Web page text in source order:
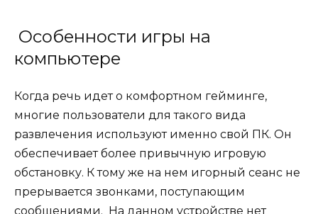
Особенности игры на
компьютере
Когда речь идет о комфортном гейминге,
многие пользователи для такого вида
развлечения используют именно свой ПК. Он
обеспечивает более привычную игровую
обстановку. К тому же на нем игорный сеанс не
прерывается звонками, поступающим
сообщениями. На данном устройстве нет